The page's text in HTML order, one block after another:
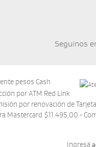
Seguinos
pesos Cash
por ATM Red Link
por renovación de Tarjeta
Mastercard $11.495,00 -